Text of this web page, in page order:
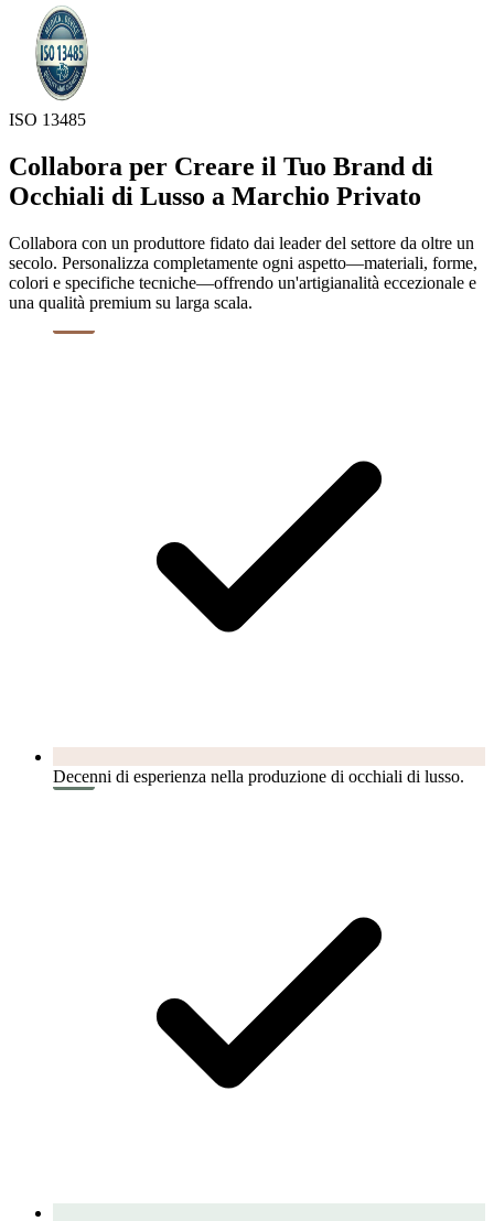
ISO 13485
Collabora per Creare il Tuo Brand di
Occhiali di Lusso a Marchio Privato
Collabora con un produttore fidato dai leader del settore da oltre un
secolo. Personalizza completamente ogni aspetto—materiali, forme,
colori e specifiche tecniche—offrendo un'artigianalità eccezionale e
una qualità premium su larga scala.
Decenni di esperienza nella produzione di occhiali di lusso.